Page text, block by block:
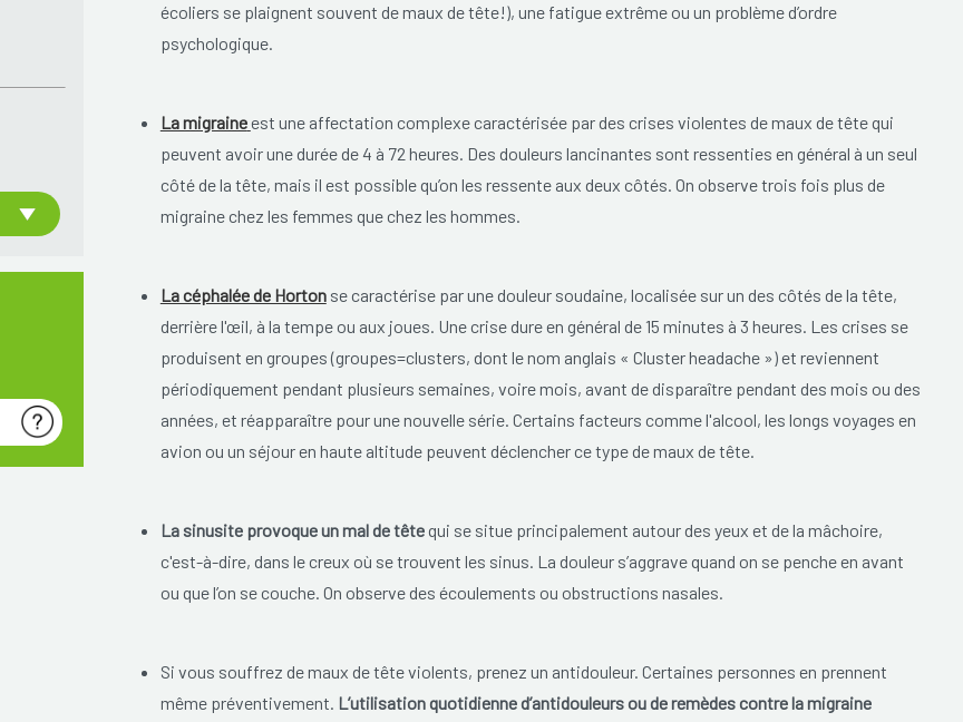
écoliers se plaignent souvent de maux de tête!), une fatigue extrême ou un problème d’ordre
psychologique.
La migraineest une affectation complexe caractérisée par des crises violentes de maux de tête qui
peuvent avoir une durée de 4 à 72 heures. Des douleurs lancinantes sont ressenties en général à un seul
côté de la tête, mais il est possible qu’on les ressente aux deux côtés. On observe trois fois plus de
migraine chez les femmes que chez les hommes.
La céphalée de Hortonse caractérise par une douleur soudaine, localisée sur un des côtés de la tête,
derrière l'œil, à la tempe ou aux joues. Une crise dure en général de 15 minutes à 3 heures. Les crises se
produisent en groupes (groupes=clusters, dont le nom anglais « Cluster headache ») et reviennent
périodiquement pendant plusieurs semaines, voire mois, avant de disparaître pendant des mois ou des
années, et réapparaître pour une nouvelle série. Certains facteurs comme l'alcool, les longs voyages en
avion ou un séjour en haute altitude peuvent déclencher ce type de maux de tête.
La sinusite provoque un mal de têtequi se situe principalement autour des yeux et de la mâchoire,
c'est-à-dire, dans le creux où se trouvent les sinus. La douleur s’aggrave quand on se penche en avant
ou que l’on se couche. On observe des écoulements ou obstructions nasales.
Si vous souffrez de maux de tête violents, prenez un antidouleur. Certaines personnes en prennent
même préventivement. L’utilisation quotidienne d’antidouleurs ou de remèdes contre la migraine